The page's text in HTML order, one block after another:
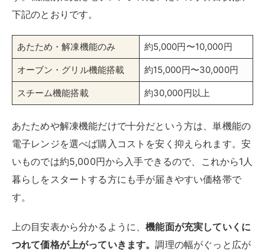
下記のとおりです。
あたため・解凍機能のみ 約5,000円〜10,000円
オーブン・グリル機能搭載 約15,000円〜30,000円
スチーム機能搭載 約30,000円以上
あたためや解凍機能だけで十分だという方は、単機能の
電子レンジを選べば購入コストを安く抑えられます。安
いものでは約5,000円から入手できるので、これから1人
暮らしをスタートする方にも手が届きやすい価格帯で
す。
上の目安表から分かるように、機能面が充実していくに
つれて価格が上がっていきます。調理の幅がぐっと広が